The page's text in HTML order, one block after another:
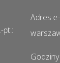
pt.:
Adres